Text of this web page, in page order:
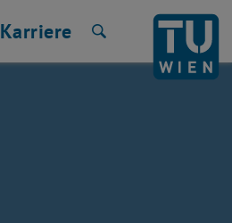
Karriere